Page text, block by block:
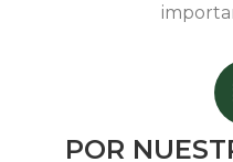
POR